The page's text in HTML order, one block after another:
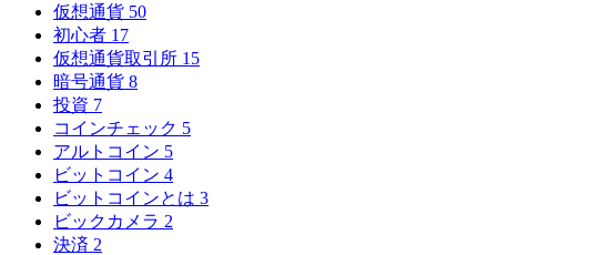
仮想通貨 50
初心者 17
仮想通貨取引所 15
暗号通貨 8
投資 7
コインチェック 5
アルトコイン 5
ビットコイン 4
ビットコインとは 3
ビックカメラ 2
決済 2